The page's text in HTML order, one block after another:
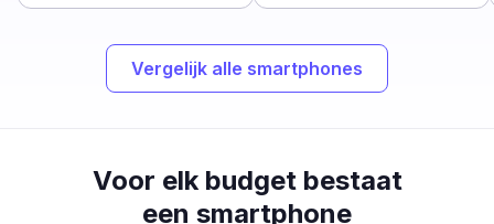
Vergelijk alle smartphones
Voor elk budget bestaat
een smartphone